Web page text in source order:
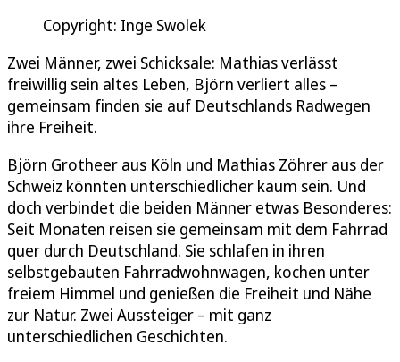
Copyright: Inge Swolek
Zwei Männer, zwei Schicksale: Mathias verlässt
freiwillig sein altes Leben, Björn verliert alles –
gemeinsam finden sie auf Deutschlands Radwegen
ihre Freiheit.
Björn Grotheer aus Köln und Mathias Zöhrer aus der
Schweiz könnten unterschiedlicher kaum sein. Und
doch verbindet die beiden Männer etwas Besonderes:
Seit Monaten reisen sie gemeinsam mit dem Fahrrad
quer durch Deutschland. Sie schlafen in ihren
selbstgebauten Fahrradwohnwagen, kochen unter
freiem Himmel und genießen die Freiheit und Nähe
zur Natur. Zwei Aussteiger – mit ganz
unterschiedlichen Geschichten.